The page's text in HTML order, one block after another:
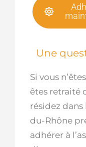
Une
Si vous
êtes retraité
résidez
du-Rhône
adhérer à